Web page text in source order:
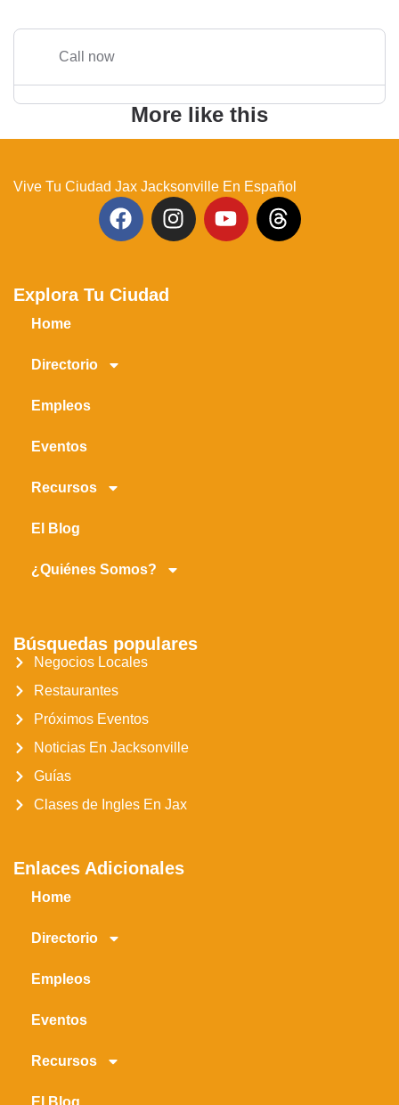
Call now
More like this
Vive Tu Ciudad Jax Jacksonville En Español
Explora Tu Ciudad
Home
Directorio
Empleos
Eventos
Recursos
El Blog
¿Quiénes Somos?
Búsquedas populares
Negocios Locales
Restaurantes
Próximos Eventos
Noticias En Jacksonville
Guías
Clases de Ingles En Jax
Enlaces Adicionales
Home
Directorio
Empleos
Eventos
Recursos
El Blog